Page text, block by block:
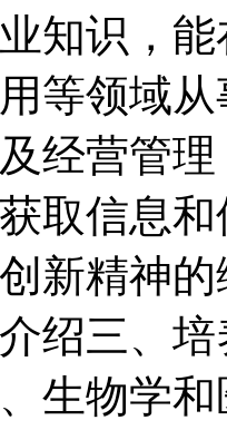
知识，
等领域
经营管
取信息
新精神
绍三、
生物学